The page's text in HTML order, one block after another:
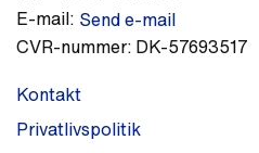
E-mail: Send e-mail
CVR-nummer: DK-57693517
Kontakt
Privatlivspolitik